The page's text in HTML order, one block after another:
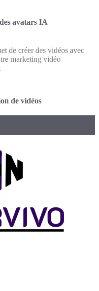
avatars IA
de créer des vidéos avec
marketing vidéo
de vidéos